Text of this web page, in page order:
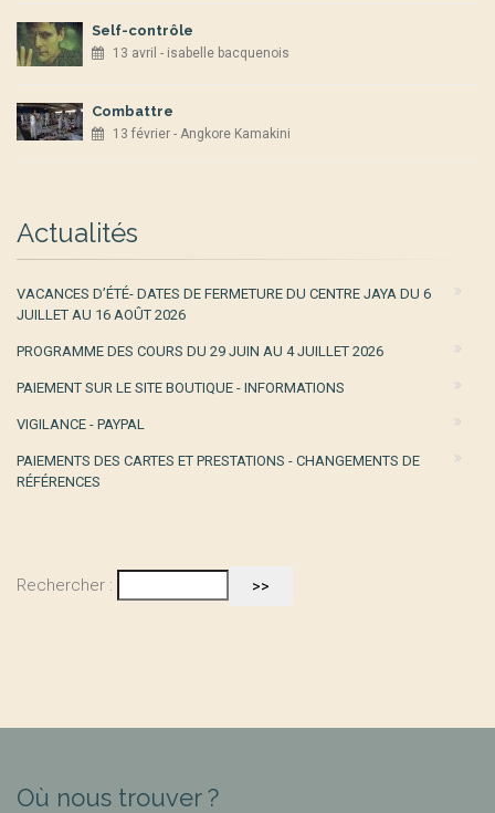
Self-contrôle
13 avril - isabelle bacquenois
Combattre
13 février - Angkore Kamakini
Actualités
VACANCES D’ÉTÉ- DATES DE FERMETURE DU CENTRE JAYA DU 6
JUILLET AU 16 AOÛT 2026
PROGRAMME DES COURS DU 29 JUIN AU 4 JUILLET 2026
PAIEMENT SUR LE SITE BOUTIQUE - INFORMATIONS
VIGILANCE - PAYPAL
PAIEMENTS DES CARTES ET PRESTATIONS - CHANGEMENTS DE
RÉFÉRENCES
Rechercher :
Où nous trouver ?